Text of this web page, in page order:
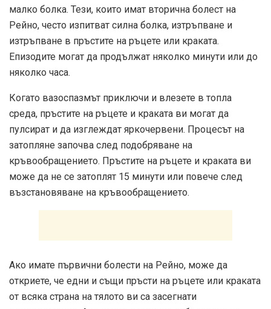
малко болка. Тези, които имат вторична болест на
Рейно, често изпитват силна болка, изтръпване и
изтръпване в пръстите на ръцете или краката.
Епизодите могат да продължат няколко минути или до
няколко часа.
Когато вазоспазмът приключи и влезете в топла
среда, пръстите на ръцете и краката ви могат да
пулсират и да изглеждат яркочервени. Процесът на
затопляне започва след подобряване на
кръвообращението. Пръстите на ръцете и краката ви
може да не се затоплят 15 минути или повече след
възстановяване на кръвообращението.
Ако имате първични болести на Рейно, може да
откриете, че едни и същи пръсти на ръцете или краката
от всяка страна на тялото ви са засегнати